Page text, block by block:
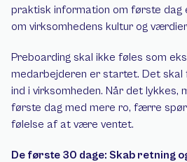
praktisk information om første dag
om virksomhedens kultur og
Preboarding skal ikke føles som
medarbejderen er startet. Det skal
ind i virksomheden. Når det lykkes,
første dag med mere ro, færre
følelse af at være ventet.
De første 30 dage: Skab retning